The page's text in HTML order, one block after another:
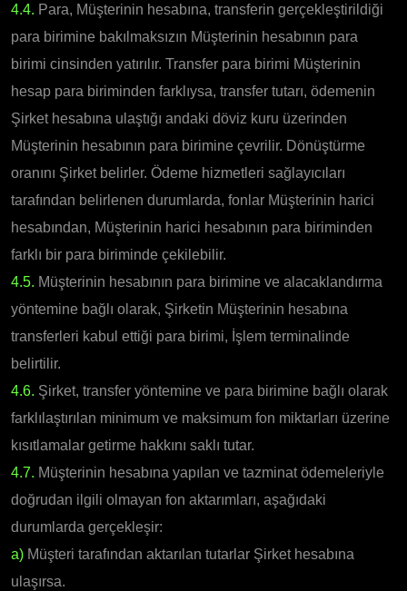
4.4. Para, Müşterinin hesabına, transferin gerçekleştirildiği
para birimine bakılmaksızın Müşterinin hesabının para
birimi cinsinden yatırılır. Transfer para birimi Müşterinin
hesap para biriminden farklıysa, transfer tutarı, ödemenin
Şirket hesabına ulaştığı andaki döviz kuru üzerinden
Müşterinin hesabının para birimine çevrilir. Dönüştürme
oranını Şirket belirler. Ödeme hizmetleri sağlayıcıları
tarafından belirlenen durumlarda, fonlar Müşterinin harici
hesabından, Müşterinin harici hesabının para biriminden
farklı bir para biriminde çekilebilir.
4.5. Müşterinin hesabının para birimine ve alacaklandırma
yöntemine bağlı olarak, Şirketin Müşterinin hesabına
transferleri kabul ettiği para birimi, İşlem terminalinde
belirtilir.
4.6. Şirket, transfer yöntemine ve para birimine bağlı olarak
farklılaştırılan minimum ve maksimum fon miktarları üzerine
kısıtlamalar getirme hakkını saklı tutar.
4.7. Müşterinin hesabına yapılan ve tazminat ödemeleriyle
doğrudan ilgili olmayan fon aktarımları, aşağıdaki
durumlarda gerçekleşir:
a) Müşteri tarafından aktarılan tutarlar Şirket hesabına
ulaşırsa.